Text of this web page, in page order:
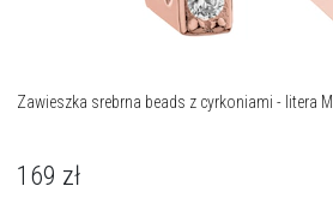
Zawieszka srebrna beads z cyrkoniami - litera M
169 zł